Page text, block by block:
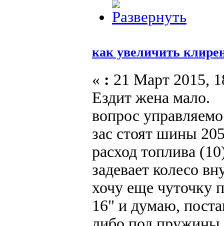
как увеличить
« : 21 Март 2015,
Ездит жена мало.
вопрос
зас стоят шины
расход топлива
задевает колесо
хочу еще чуточку
16" и думаю,